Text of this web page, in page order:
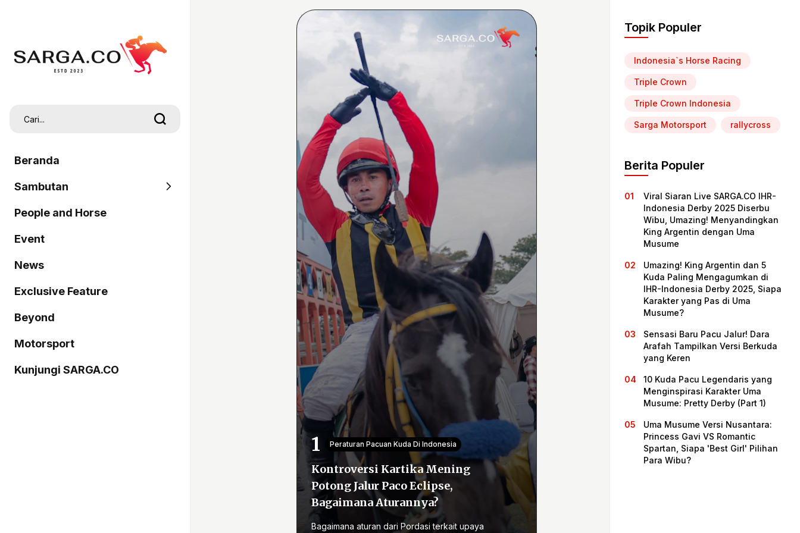
Beranda
Sambutan
SARGA
Pordasi
People and Horse
Event
News
Exclusive Feature
Beyond
Motorsport
Kunjungi SARGA.CO
Peraturan Pacuan Kuda Di Indonesia
Kontroversi Kartika Mening
Potong Jalur Paco Eclipse,
Bagaimana Aturannya?
Bagaimana aturan dari Pordasi terkait upaya
Topik Populer
Indonesia`s Horse Racing
Triple Crown
Triple Crown Indonesia
Sarga Motorsport rallycross
Berita Populer
Viral Siaran Live SARGA.CO IHR-
Indonesia Derby 2025 Diserbu
Wibu, Umazing! Menyandingkan
King Argentin dengan Uma
Musume
Umazing! King Argentin dan 5
Kuda Paling Mengagumkan di
IHR-Indonesia Derby 2025, Siapa
Karakter yang Pas di Uma
Musume?
Sensasi Baru Pacu Jalur! Dara
Arafah Tampilkan Versi Berkuda
yang Keren
10 Kuda Pacu Legendaris yang
Menginspirasi Karakter Uma
Musume: Pretty Derby (Part 1)
Uma Musume Versi Nusantara:
Princess Gavi VS Romantic
Spartan, Siapa 'Best Girl' Pilihan
Para Wibu?